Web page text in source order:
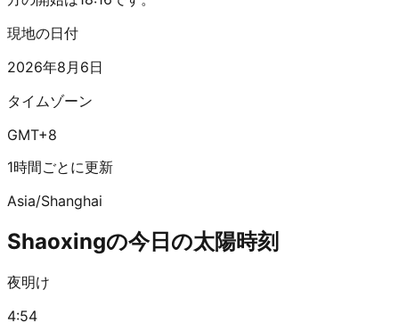
現地の日付
2026年8月6日
タイムゾーン
GMT+8
1時間ごとに更新
Asia/Shanghai
Shaoxingの今日の太陽時刻
夜明け
4:54